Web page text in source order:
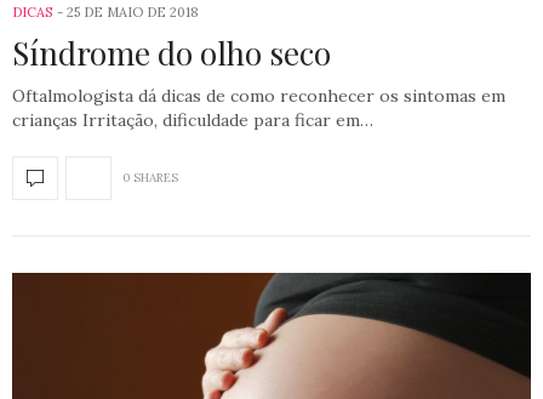
DICAS 25 DE MAIO DE 2018
Síndrome do olho seco
Oftalmologista dá dicas de como reconhecer os sintomas em
crianças Irritação, dificuldade para ficar em…
0 SHARES